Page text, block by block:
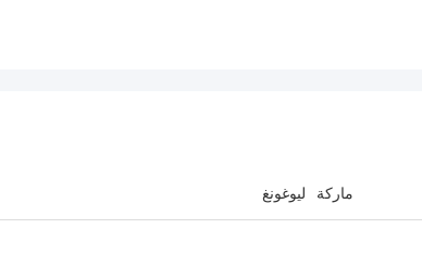
ماركة ليوغونغ